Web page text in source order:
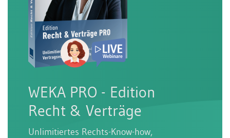
WEKA PRO - Edition
Recht & Verträge
Unlimitiertes Rechts-Know-how,